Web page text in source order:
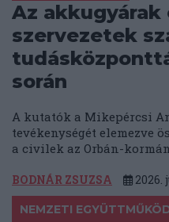
Az
szervezetek
során
A kutatók a Mikepércsi
tevékenységét elemezve
a civilek az Orbán-
BODNÁR ZSUZSA 2026.
NEMZETI